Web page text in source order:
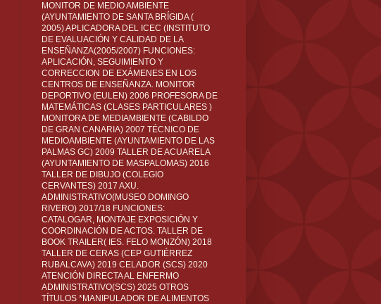
MONITOR DE MEDIO AMBIENTE
(AYUNTAMIENTO DE SANTA BRÍGIDA (
2005) APLICADORA DEL ICEC (INSTITUTO
DE EVALUACIÓN Y CALIDAD DE LA
ENSEÑANZA(2005/2007) FUNCIONES:
APLICACIÓN, SEGUIMIENTO Y
CORRECCION DE EXÁMENES EN LOS
CENTROS DE ENSEÑANZA. MONITOR
DEPORTIVO (EULEN) 2006 PROFESORA DE
MATEMÁTICAS (CLASES PARTICULARES )
MONITORA DE MEDIAMBIENTE (CABILDO
DE GRAN CANARIA) 2007 TÉCNICO DE
MEDIOAMBIENTE (AYUNTAMIENTO DE LAS
PALMAS GC) 2009 TALLER DE ACUARELA
(AYUNTAMIENTO DE MASPALOMAS) 2016
TALLER DE DIBUJO (COLEGIO
CERVANTES) 2017 AXU.
ADMINISTRATIVO(MUSEO DOMINGO
RIVERO) 2017/18 FUNCIONES:
CATALOGAR, MONTAJE EXPOSICIÓN Y
COORDINACIÓN DE ACTOS. TALLER DE
BOOK TRAILER( IES. FELO MONZÓN) 2018
TALLER DE CERAS (CEP GUTIÉRREZ
RUBALCAVA) 2019 CELADOR (SCS) 2020
ATENCIÓN DIRECTA AL ENFERMO
ADMINISTRATIVO(SCS) 2025 OTROS
TÍTULOS *MANIPULADOR DE ALIMENTOS